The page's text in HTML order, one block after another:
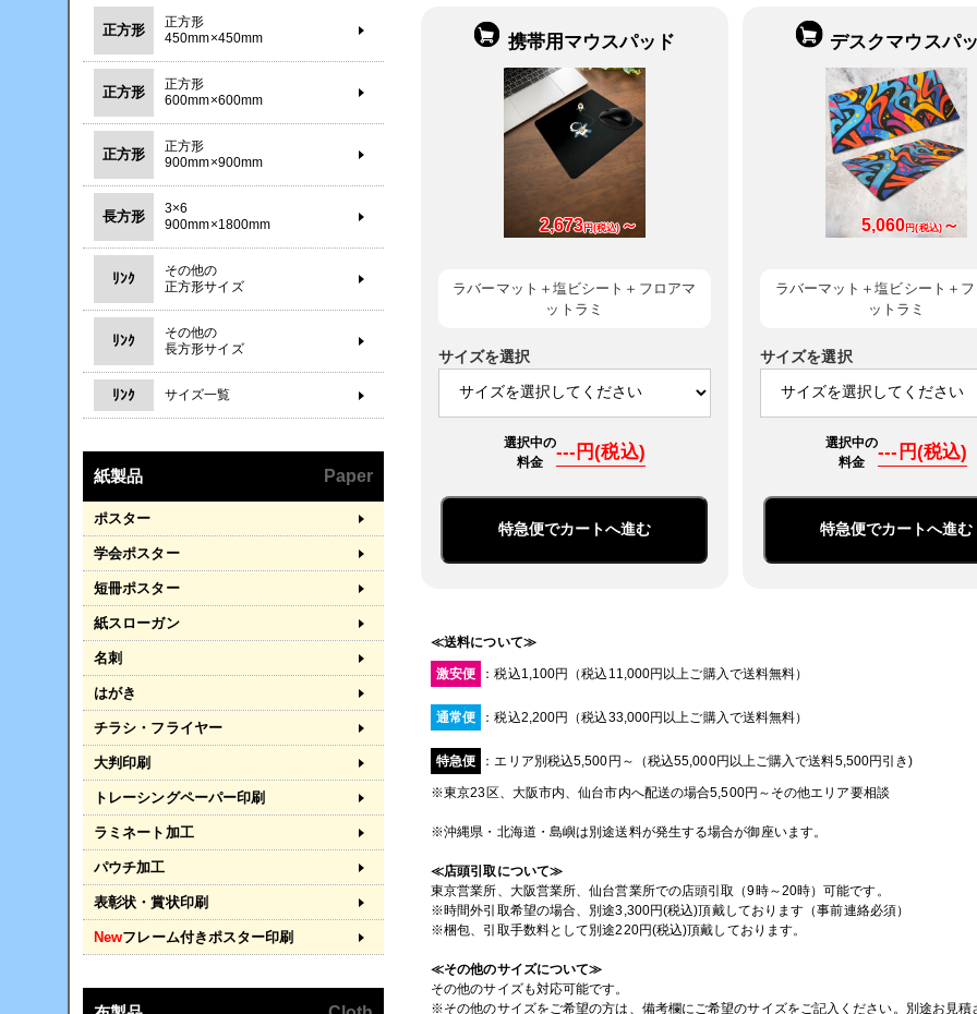
携帯用マウスパッド
2,673円(税込)～
ラバーマット＋塩ビシート＋フロアマ
ットラミ
サイズを選択
選択中の
料金
---円(税込)
特急便でカートへ進む
デスクマウスパ
5,060円(税込)～
ラバーマット＋塩ビシート＋
ットラミ
サイズを選択
選択中の
料金
---円(税込)
特急便でカートへ進む
≪送料について≫
激安便 ：税込1,100円（税込11,000円以上ご購入で送料無料）
通常便 ：税込2,200円（税込33,000円以上ご購入で送料無料）
特急便 ：エリア別税込5,500円～（税込55,000円以上ご購入で送料5,500円引き)
※東京23区、大阪市内、仙台市内へ配送の場合5,500円～その他エリア要相談
※沖縄県・北海道・島嶼は別途送料が発生する場合が御座います。
≪店頭引取について≫
東京営業所、大阪営業所、仙台営業所での店頭引取（9時～20時）可能です。
※時間外引取希望の場合、別途3,300円(税込)頂戴しております（事前連絡必須）
※梱包、引取手数料として別途220円(税込)頂戴しております。
≪その他のサイズについて≫
その他のサイズも対応可能です。
※その他のサイズをご希望の方は、備考欄にご希望のサイズをご記入ください。別途お見積
正方形
正方形
450mm×450mm
正方形
正方形
600mm×600mm
正方形
正方形
900mm×900mm
長方形
3×6
900mm×1800mm
ﾘﾝｸ
その他の
正方形サイズ
ﾘﾝｸ
その他の
長方形サイズ
ﾘﾝｸ サイズ一覧
紙製品 Paper
ポスター
学会ポスター
短冊ポスター
紙スローガン
名刺
はがき
チラシ・フライヤー
大判印刷
トレーシングペーパー印刷
ラミネート加工
パウチ加工
表彰状・賞状印刷
Newフレーム付きポスター印刷